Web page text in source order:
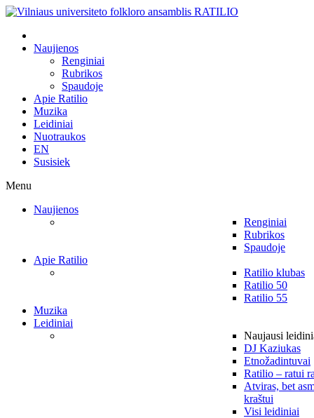
Naujienos
Renginiai
Rubrikos
Spaudoje
Apie Ratilio
Muzika
Leidiniai
Nuotraukos
EN
Susisiek
Menu
Naujienos
Renginiai
Rubrikos
Spaudoje
Apie Ratilio
Ratilio klubas
Ratilio 50
Ratilio 55
Muzika
Leidiniai
Naujausi
DJ Kaziukas
Etnožadintuvai
Ratilio – ratui
Atviras, bet
kraštui
Visi leidiniai